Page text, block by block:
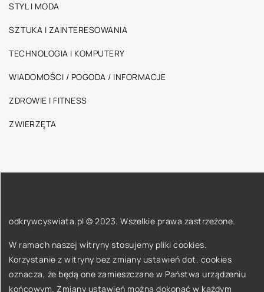
STYL I MODA
SZTUKA I ZAINTERESOWANIA
TECHNOLOGIA I KOMPUTERY
WIADOMOŚCI / POGODA / INFORMACJE
ZDROWIE I FITNESS
ZWIERZĘTA
odkrywcyswiata.pl © 2023. Wszelkie prawa zastrzeżone.
W ramach naszej witryny stosujemy pliki cookies.
Korzystanie z witryny bez zmiany ustawień dot. cookies
oznacza, że będą one zamieszczane w Państwa urządzeniu
końcowym. Zmiany ustawień można dokonać w każdym